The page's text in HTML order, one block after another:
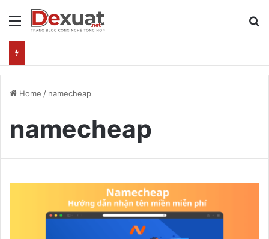
Menu
Home / namecheap
namecheap